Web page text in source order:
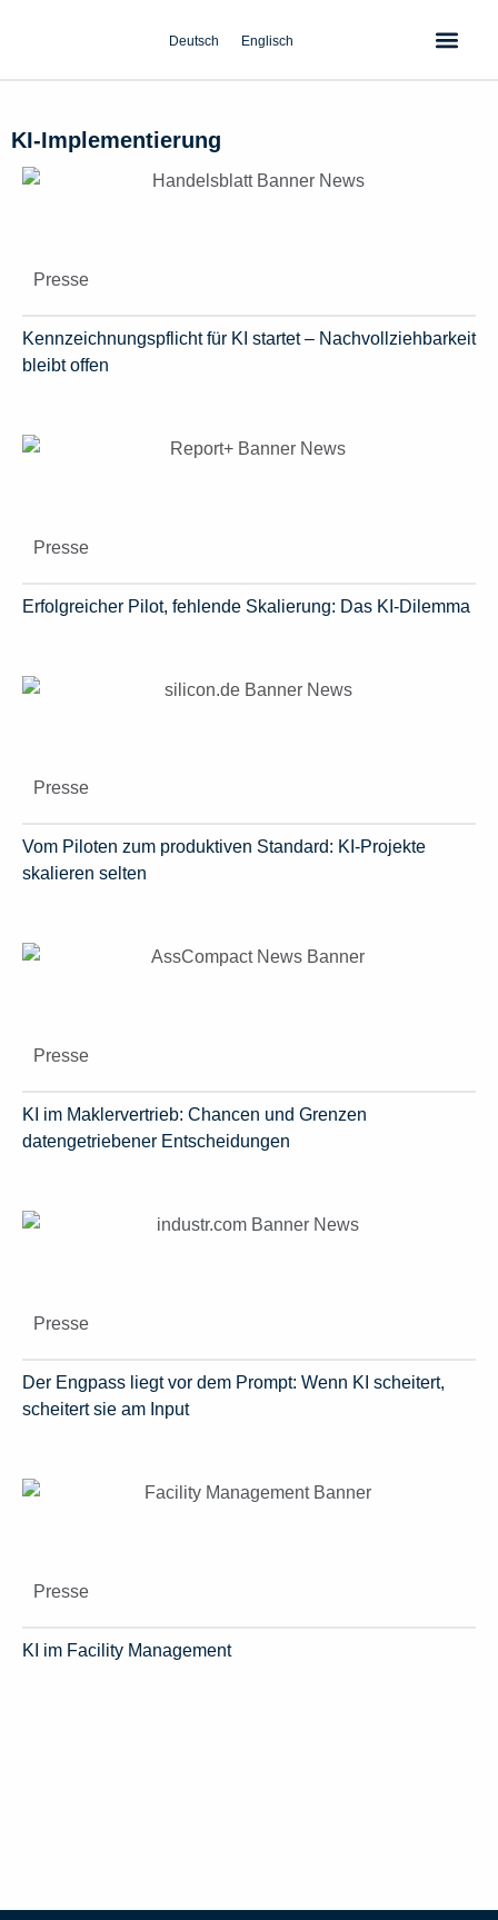
Deutsch Englisch
KI-Implementierung
Presse
Kennzeichnungspflicht für KI startet – Nachvollziehbarkeit
bleibt offen
Presse
Erfolgreicher Pilot, fehlende Skalierung: Das KI-Dilemma
Presse
Vom Piloten zum produktiven Standard: KI-Projekte
skalieren selten
Presse
KI im Maklervertrieb: Chancen und Grenzen
datengetriebener Entscheidungen
Presse
Der Engpass liegt vor dem Prompt: Wenn KI scheitert,
scheitert sie am Input
Presse
KI im Facility Management